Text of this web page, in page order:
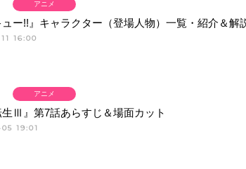
ー!!』キャラクター（登場人物）一覧・紹介＆解
16:00
アニメ
Ⅲ』第7話あらすじ＆場面カット
19:01
アニメ